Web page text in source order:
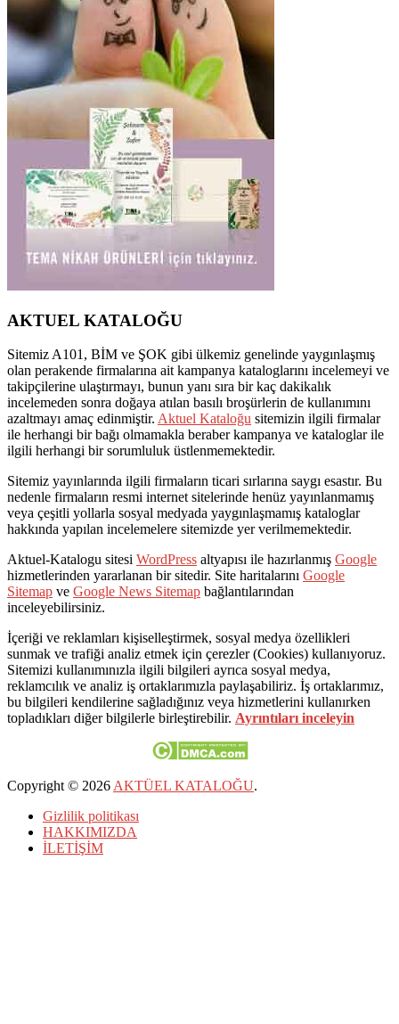
AKTUEL KATALOĞU
Sitemiz A101, BİM ve ŞOK gibi ülkemiz genelinde yaygınlaşmış
olan perakende firmalarına ait kampanya kataloglarını incelemeyi ve
takipçilerine ulaştırmayı, bunun yanı sıra bir kaç dakikalık
incelemeden sonra doğaya atılan basılı broşürlerin de kullanımını
azaltmayı amaç edinmiştir. Aktuel Kataloğu sitemizin ilgili firmalar
ile herhangi bir bağı olmamakla beraber kampanya ve kataloglar ile
ilgili herhangi bir sorumluluk üstlenmemektedir.
Sitemiz yayınlarında ilgili firmaların ticari sırlarına saygı esastır. Bu
nedenle firmaların resmi internet sitelerinde henüz yayınlanmamış
veya çeşitli yollarla sosyal medyada yaygınlaşmamış kataloglar
hakkında yapılan incelemelere sitemizde yer verilmemektedir.
Aktuel-Katalogu sitesi WordPress altyapısı ile hazırlanmış Google
hizmetlerinden yararlanan bir sitedir. Site haritalarını Google
Sitemap ve Google News Sitemap bağlantılarından
inceleyebilirsiniz.
İçeriği ve reklamları kişiselleştirmek, sosyal medya özellikleri
sunmak ve trafiği analiz etmek için çerezler (Cookies) kullanıyoruz.
Sitemizi kullanımınızla ilgili bilgileri ayrıca sosyal medya,
reklamcılık ve analiz iş ortaklarımızla paylaşabiliriz. İş ortaklarımız,
bu bilgileri kendilerine sağladığınız veya hizmetlerini kullanırken
topladıkları diğer bilgilerle birleştirebilir. Ayrıntıları inceleyin
Copyright © 2026 AKTÜEL KATALOĞU.
Gizlilik politikası
HAKKIMIZDA
İLETİŞİM